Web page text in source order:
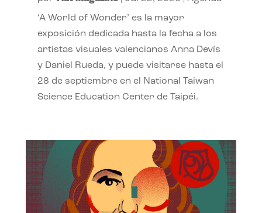
‘A World of Wonder’ es la mayor
exposición dedicada hasta la fecha a los
artistas visuales valencianos Anna Devís
y Daniel Rueda, y puede visitarse hasta el
28 de septiembre en el National Taiwan
Science Education Center de Taipéi.